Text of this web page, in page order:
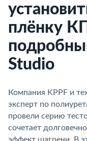
плёнку
Studio
Компания KPPF и
эксперт по
провели серию
сочетает